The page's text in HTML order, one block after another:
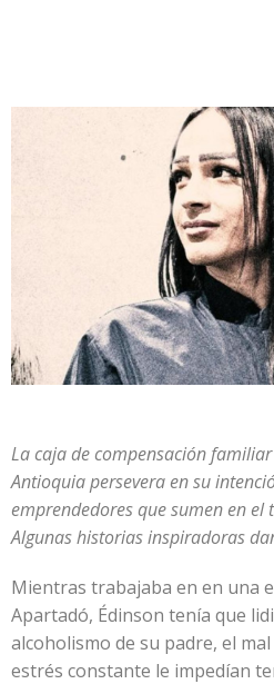
La caja de compensación
Antioquia persevera en su
emprendedores que sumen en
Algunas historias inspiradoras
Mientras trabajaba en en una
Apartadó, Édinson tenía que
alcoholismo de su padre, el
estrés constante le impedían